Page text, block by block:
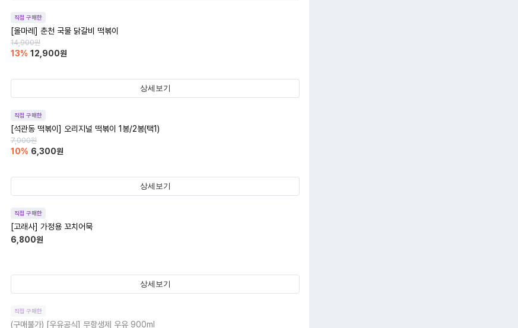
직접 구매한
[올마레] 춘천 국물 닭갈비 떡볶이
14,900원
13% 12,900원
상세보기
직접 구매한
[석관동 떡볶이] 오리지널 떡볶이 1봉/2봉(택1)
7,000원
10% 6,300원
상세보기
직접 구매한
[고래사] 가정용 꼬치어묵
6,800원
상세보기
직접 구매한
(구매불가) [우유공식] 무항생제 우유 900ml